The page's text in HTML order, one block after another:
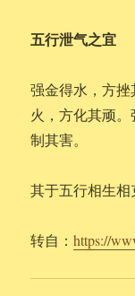
五行泄气之宜
强金得水，方
火，方化其顽
制其害。
其于五行相生相
转自：https://